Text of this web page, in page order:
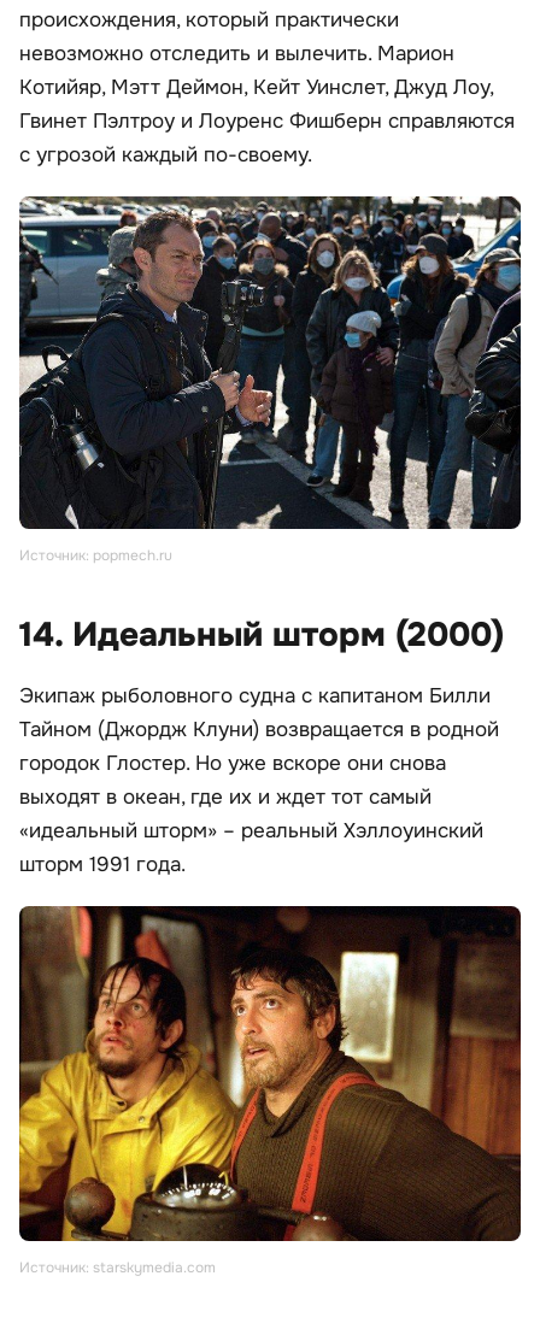
происхождения, который практически
невозможно отследить и вылечить. Марион
Котийяр, Мэтт Деймон, Кейт Уинслет, Джуд Лоу,
Гвинет Пэлтроу и Лоуренс Фишберн справляются
с угрозой каждый по-своему.
Источник: popmech.ru
14. Идеальный шторм (2000)
Экипаж рыболовного судна с капитаном Билли
Тайном (Джордж Клуни) возвращается в родной
городок Глостер. Но уже вскоре они снова
выходят в океан, где их и ждет тот самый
«идеальный шторм» – реальный Хэллоуинский
шторм 1991 года.
Источник: starskymedia.com